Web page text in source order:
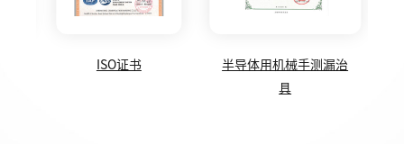
ISO证书
半导体用机械手测漏治
具